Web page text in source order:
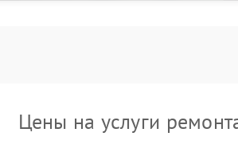
Цены на услуги